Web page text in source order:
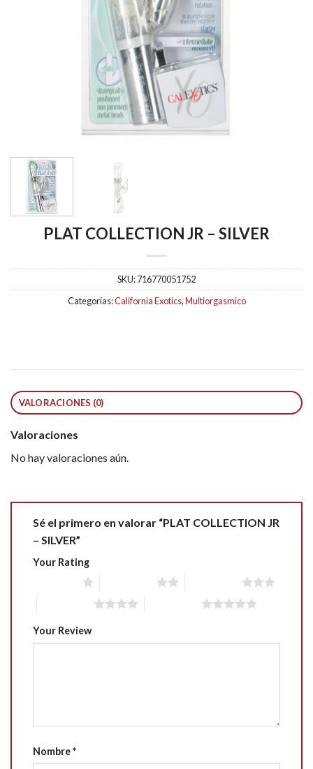
PLAT COLLECTION JR – SILVER
SKU:716770051752
Categorías:California Exotics,Multiorgasmico
VALORACIONES (0)
Valoraciones
No hay valoraciones aún.
Sé el primero en valorar “PLAT COLLECTION JR
– SILVER”
Your Rating
Your Review
Nombre*